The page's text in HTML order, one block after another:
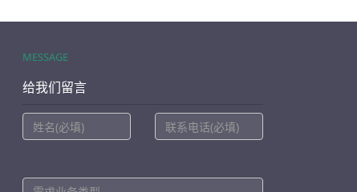
MESSAGE
给我们留言